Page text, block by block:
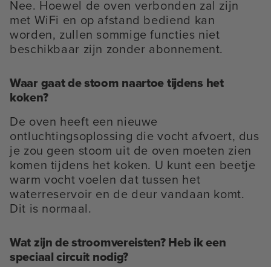
Nee. Hoewel de oven verbonden zal zijn
met WiFi en op afstand bediend kan
worden, zullen sommige functies niet
beschikbaar zijn zonder abonnement.
Waar gaat de stoom naartoe tijdens het
koken?
De oven heeft een nieuwe
ontluchtingsoplossing die vocht afvoert, dus
je zou geen stoom uit de oven moeten zien
komen tijdens het koken. U kunt een beetje
warm vocht voelen dat tussen het
waterreservoir en de deur vandaan komt.
Dit is normaal.
Wat zijn de stroomvereisten? Heb ik een
speciaal circuit nodig?